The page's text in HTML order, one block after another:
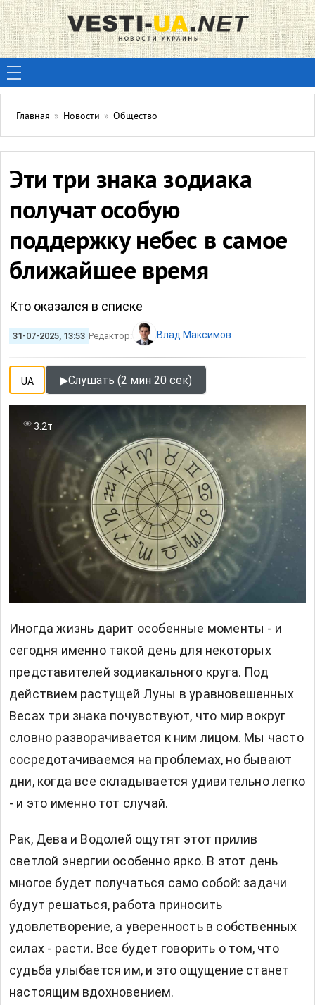
Главная » Новости » Общество
Эти три знака зодиака
получат особую
поддержку небес в самое
ближайшее время
Кто оказался в списке
31-07-2025, 13:53 Редактор: Влад Максимов
UA ▶Слушать (2 мин 20 сек)
3.2т
Иногда жизнь дарит особенные моменты - и
сегодня именно такой день для некоторых
представителей зодиакального круга. Под
действием растущей Луны в уравновешенных
Весах три знака почувствуют, что мир вокруг
словно разворачивается к ним лицом. Мы часто
сосредотачиваемся на проблемах, но бывают
дни, когда все складывается удивительно легко
- и это именно тот случай.
Рак, Дева и Водолей ощутят этот прилив
светлой энергии особенно ярко. В этот день
многое будет получаться само собой: задачи
будут решаться, работа приносить
удовлетворение, а уверенность в собственных
силах - расти. Все будет говорить о том, что
судьба улыбается им, и это ощущение станет
настоящим вдохновением.